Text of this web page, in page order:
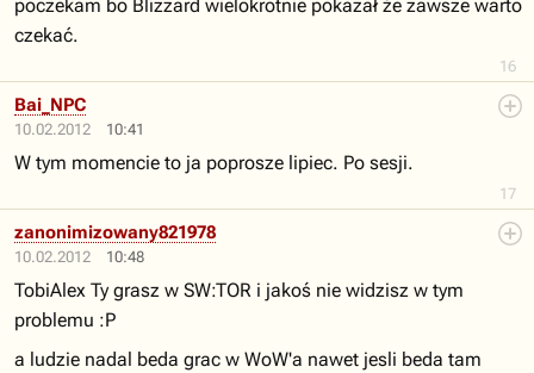
16
poczekam bo Blizzard wielokrotnie pokazał że zawsze warto
czekać.
10.02.2012 10:41
17
Bai_NPC
W tym momencie to ja poprosze lipiec. Po sesji.
10.02.2012 10:48
zanonimizowany821978
TobiAlex Ty grasz w SW:TOR i jakoś nie widzisz w tym
problemu :P
a ludzie nadal beda grac w WoW'a nawet jesli beda tam